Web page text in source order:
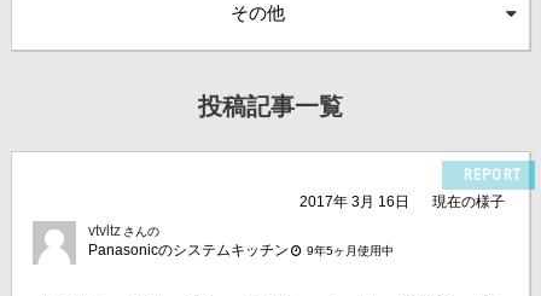
その他
投稿記事一覧
REPORT
2017年 3月 16日
現在の様子
vtvltz さんの
Panasonicのシステムキッチン 9年5ヶ月使用中